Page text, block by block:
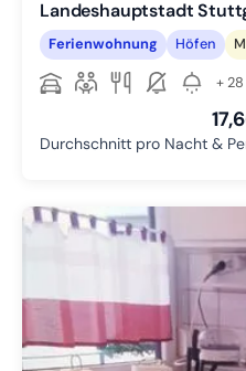
Landeshauptstadt
Ferienwohnung Höfen
+
Durchschnitt pro Nacht &